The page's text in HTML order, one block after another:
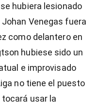
hubiera lesionado
Venegas fuera
como delantero en
hubiese sido un
e improvisado
no tiene el puesto
usar la